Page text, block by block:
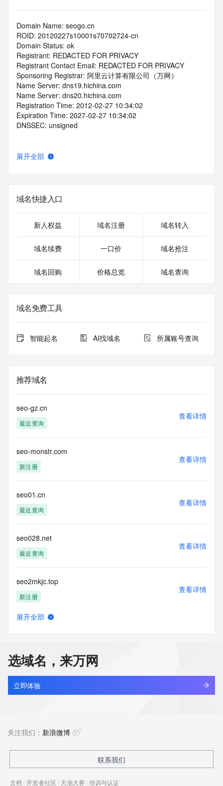
Domain Name: seogo.cn
ROID: 20120227s10001s70702724-cn
Domain Status: ok
Registrant: REDACTED FOR PRIVACY
Registrant Contact Email: REDACTED FOR PRIVACY
Sponsoring Registrar: 阿里云计算有限公司（万网）
Name Server: dns19.hichina.com
Name Server: dns20.hichina.com
Registration Time: 2012-02-27 10:34:02
Expiration Time: 2027-02-27 10:34:02
DNSSEC: unsigned
展开全部
域名快捷入口
新人权益 域名注册 域名转入
域名续费 一口价 域名抢注
域名回购 价格总览 域名查询
域名免费工具
智能起名 AI找域名 所属账号查询
推荐域名
seo-gz.cn
最近查询
查看详情
seo-monstr.com
新注册
查看详情
seo01.cn
最近查询
查看详情
seo028.net
最近查询
查看详情
seo2mkjc.top
新注册
查看详情
seoavenuepro.com
新注册
查看详情
最近查询
展开全部
选域名，来万网
立即体验
关注我们： 新浪微博
联系我们
文档 | 开发者社区 | 天池大赛 | 培训与认证